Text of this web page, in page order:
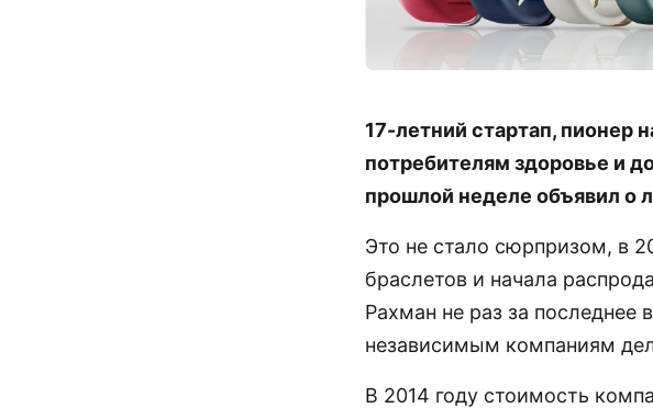
17-летний стартап,
потребителям здоровье и
прошлой неделе объявил о
Это не стало сюрпризом, в
браслетов и начала
Рахман не раз за последнее
независимым компаниям
В 2014 году стоимость